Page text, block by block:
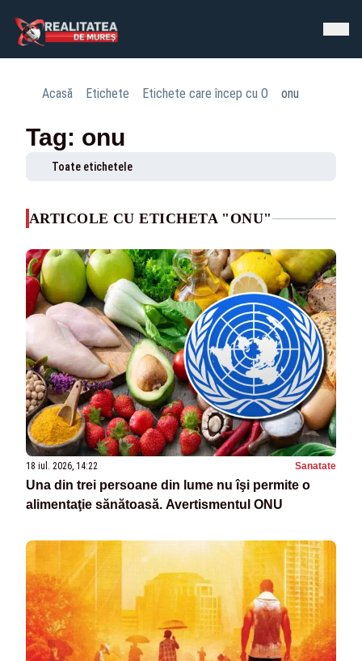
Acasă Etichete Etichete care încep cu O onu
Tag: onu
Toate etichetele
ARTICOLE CU ETICHETA "ONU"
18 iul. 2026, 14:22 Sanatate
Una din trei persoane din lume nu îşi permite o
alimentaţie sănătoasă. Avertismentul ONU